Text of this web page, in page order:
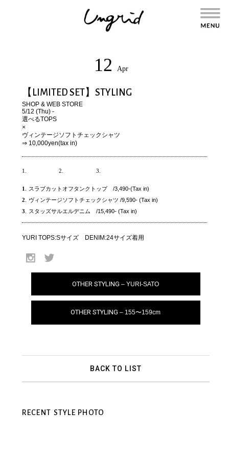
12 Apr
【LIMITED SET】STYLING
SHOP& WEB STORE
5/12 (Thu) -
選べるTOPS
×
ヴィンテージソフトチェックシャツ
⇒ 10,000yen(tax in)
1. 2. 3.
1
スラブカットオフタンクトップ /3,490-(Tax in)
2
ヴィンテージソフトチェックシャツ /9,590- (Tax in)
3
スタッズサルエルデニム /15,490- (Tax in)
YURI TOPS:Sサイズ DENIM:24サイズ着用
OTHER STYLING – YURI-SATO
OTHER STYLING – 155〜159cm
BACK TO LIST
RECENT STYLE PHOTO